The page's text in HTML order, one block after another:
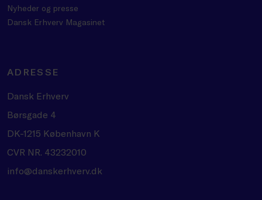
Nyheder og presse
Dansk Erhverv Magasinet
ADRESSE
Dansk Erhverv
Børsgade 4
DK-1215 København K
CVR NR. 43232010
info@danskerhverv.dk